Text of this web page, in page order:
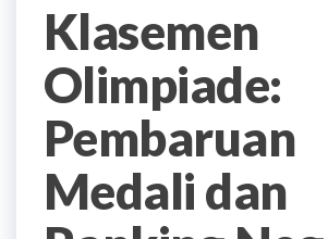
Klasemen
Olimpiade:
Pembaruan
Medali dan